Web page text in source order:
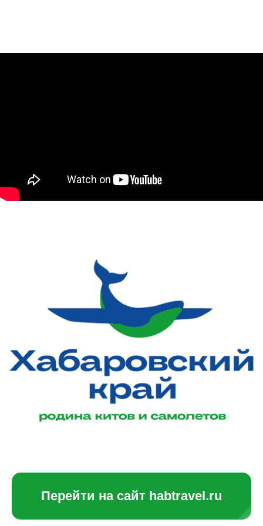
Перейти на сайт habtravel.ru